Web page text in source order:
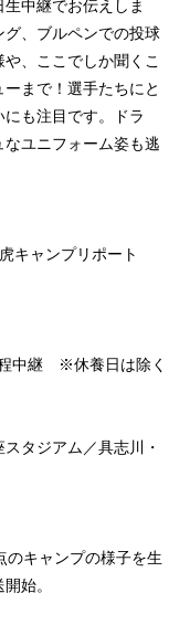
中継でお伝えしま
、ブルペンでの投球
、ここでしか聞くこ
まで！選手たちにと
も注目です。ドラ
ユニフォーム姿も逃
キャンプリポート
中継 ※休養日は除く
タジアム／具志川・
のキャンプの様子を生
始。